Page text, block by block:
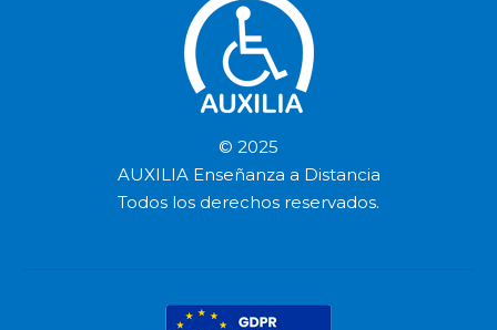
© 2025
AUXILIA Enseñanza a Distancia
Todos los derechos reservados.